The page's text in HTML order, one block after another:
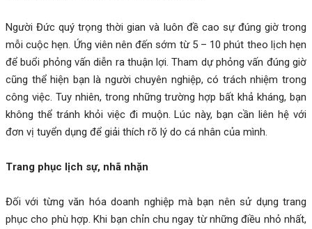
Người Đức quý trọng thời gian và luôn đề cao sự đúng giờ trong
mỗi cuộc hẹn. Ứng viên nên đến sớm từ 5 – 10 phút theo lịch hẹn
để buổi phỏng vấn diễn ra thuận lợi. Tham dự phỏng vấn đúng giờ
cũng thể hiện bạn là người chuyên nghiệp, có trách nhiệm trong
công việc. Tuy nhiên, trong những trường hợp bất khả kháng, bạn
không thể tránh khỏi việc đi muộn. Lúc này, bạn cần liên hệ với
đơn vị tuyển dụng để giải thích rõ lý do cá nhân của mình.
Trang phục lịch sự, nhã nhặn
Đối với từng văn hóa doanh nghiệp mà bạn nên sử dụng trang
phục cho phù hợp. Khi bạn chỉn chu ngay từ những điều nhỏ nhất,